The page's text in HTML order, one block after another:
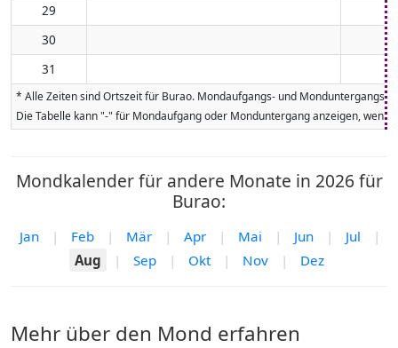
29
30
31
* Alle Zeiten sind Ortszeit für Burao. Mondaufgangs- und
Die Tabelle kann "-" für Mondaufgang oder Monduntergang anzeigen,
Mondkalender für andere Monate in 2026 für
Burao:
Jan | Feb | Mär | Apr | Mai | Jun | Jul
|
Aug
| Sep | Okt | Nov | Dez
Mehr über den Mond erfahren